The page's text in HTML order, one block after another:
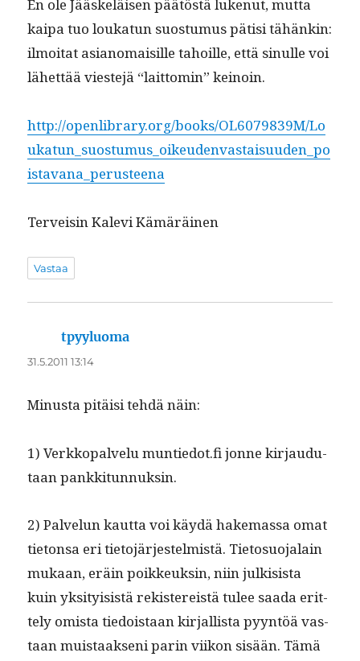
En ole Jääskeläisen päätöstä lukenut, mut­ta
kaipa tuo loukatun suos­tu­mus pätisi tähänkin:
ilmoi­tat asianomaisille tahoille, että sin­ulle voi
lähet­tää vieste­jä “lait­tomin” keinoin.
http://openlibrary.org/books/OL6079839M/Lo
ukatun_suostumus_oikeudenvastaisuuden_po
istavana_perusteena
Ter­veisin Kale­vi Kämäräinen
Vastaa
tpyyluoma
31.5.2011 13:14
Minus­ta pitäisi tehdä näin:
1) Verkkopalvelu muntiedot.fi jonne kir­jaudu­
taan pankkitunnuksin.
2) Palvelun kaut­ta voi käy­dä hake­mas­sa omat
tieton­sa eri tieto­jär­jestelmistä. Tieto­suo­jalain
mukaan, eräin poikkeuksin, niin julk­i­sista
kuin yksi­ty­i­sistä rek­istereistä tulee saa­da erit­
te­ly omista tiedois­taan kir­jal­lista pyyn­töä vas­
taan muis­taak­seni parin viikon sisään. Tämä